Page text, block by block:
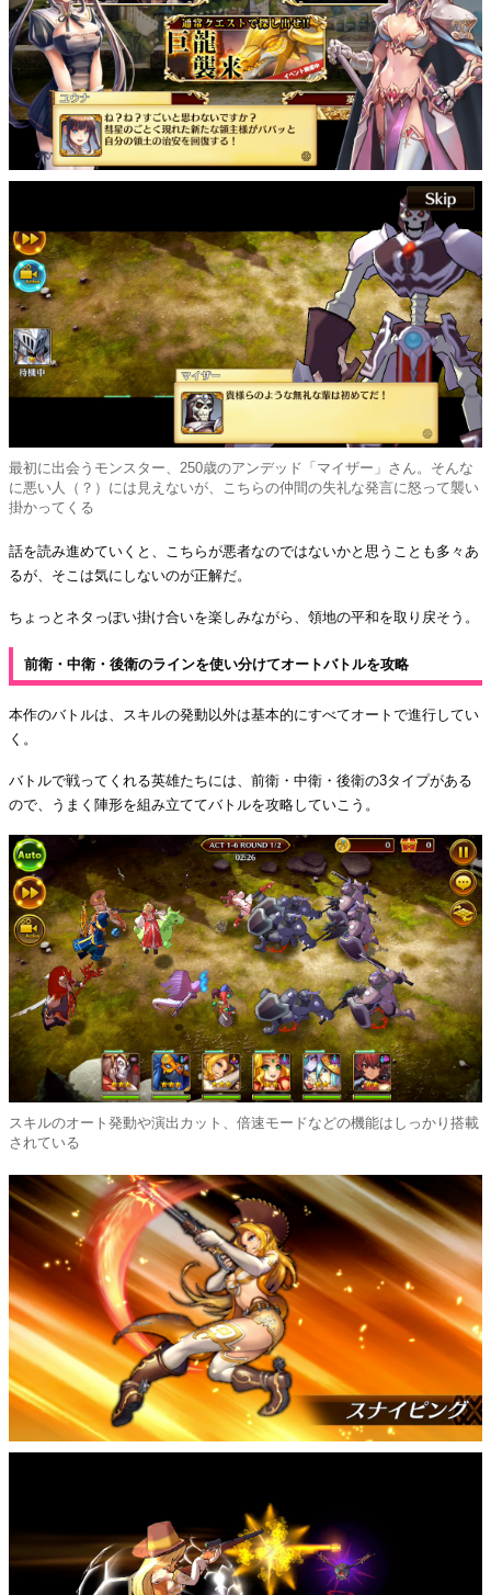
最初に出会うモンスター、250歳のアンデッド「マイザー」さん。そんな
に悪い人（？）には見えないが、こちらの仲間の失礼な発言に怒って襲い
掛かってくる
話を読み進めていくと、こちらが悪者なのではないかと思うことも多々あ
るが、そこは気にしないのが正解だ。
ちょっとネタっぽい掛け合いを楽しみながら、領地の平和を取り戻そう。
前衛・中衛・後衛のラインを使い分けてオートバトルを攻略
本作のバトルは、スキルの発動以外は基本的にすべてオートで進行してい
く。
バトルで戦ってくれる英雄たちには、前衛・中衛・後衛の3タイプがある
ので、うまく陣形を組み立ててバトルを攻略していこう。
スキルのオート発動や演出カット、倍速モードなどの機能はしっかり搭載
されている